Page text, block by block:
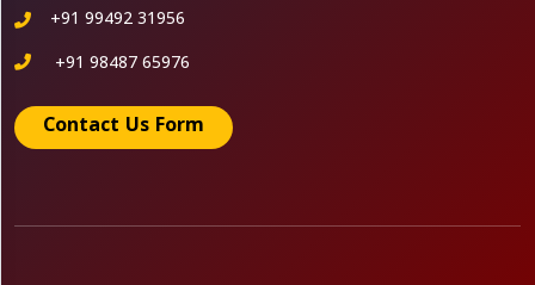
+91 99492 31956
+91 98487 65976
Contact Us Form